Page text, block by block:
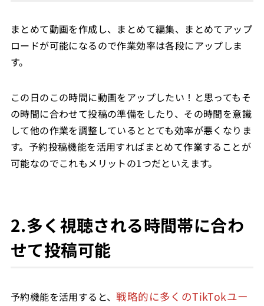
まとめて動画を作成し、まとめて編集、まとめてアップ
ロードが可能になるので作業効率は各段にアップしま
す。
この日のこの時間に動画をアップしたい！と思ってもそ
の時間に合わせて投稿の準備をしたり、その時間を意識
して他の作業を調整しているととても効率が悪くなりま
す。予約投稿機能を活用すればまとめて作業することが
可能なのでこれもメリットの1つだといえます。
2.多く視聴される時間帯に合わ
せて投稿可能
予約機能を活用すると、戦略的に多くのTikTokユー